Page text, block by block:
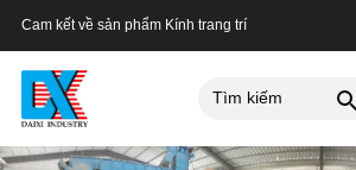
Cam kết về sản phẩm Kính trang trí